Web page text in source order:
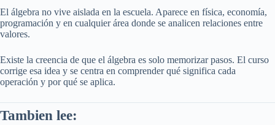
El álgebra no vive aislada en la escuela. Aparece en física, economía,
programación y en cualquier área donde se analicen relaciones entre
valores.
Existe la creencia de que el álgebra es solo memorizar pasos. El curso
corrige esa idea y se centra en comprender qué significa cada
operación y por qué se aplica.
Tambien lee: